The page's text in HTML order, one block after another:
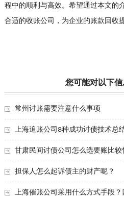
程中的顺利与高效。希望通过本文的
合适的收账公司，为企业的账款回收
您可能对以下信
常州讨账需要注意什么事项
上海追账公司8种成功讨债技术总
甘肃民间讨债公司怎么选要账比
分享
担保人怎么起诉债主的财产呢？
上海催账公司采用什么方式手段